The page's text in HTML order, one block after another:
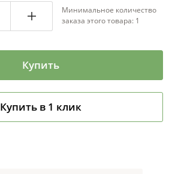
Минимальное количество
заказа этого товара: 1
Купить
Купить в 1 клик